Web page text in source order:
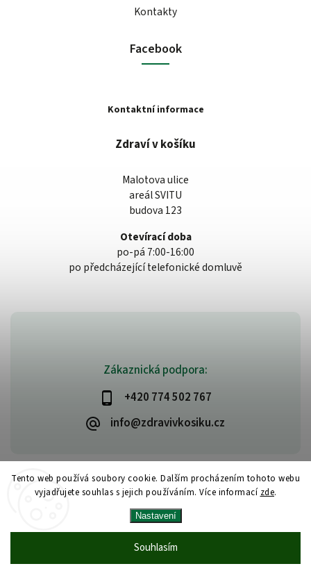
Tento web používá soubory cookie. Dalším procházením tohoto webu
vyjadřujete souhlas s jejich používáním. Více informací zde.
Nastavení
Souhlasím
Zákaznická podpora:
+420 774 502 767
info@zdravivkosiku.cz
Kontakty
Facebook
Kontaktní informace
Zdraví v košíku
Malotova ulice
areál SVITU
budova 123
Otevírací doba
po-pá 7:00-16:00
po předcházející telefonické domluvě
www.zdravivkosiku.cz
Upravit nastavení cookies
VytvořilShoptet | Design